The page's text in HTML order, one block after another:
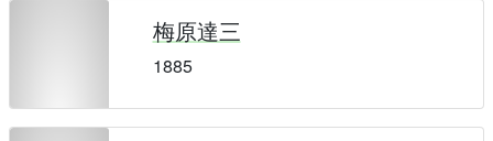
梅原達三
1885